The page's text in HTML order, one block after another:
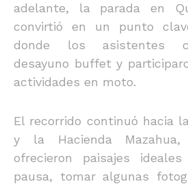
adelante, la parada en
convirtió en un punto
donde los asistentes
desayuno buffet y
actividades en moto.
El recorrido continuó hacia
y la Hacienda Mazahua,
ofrecieron paisajes
pausa, tomar algunas